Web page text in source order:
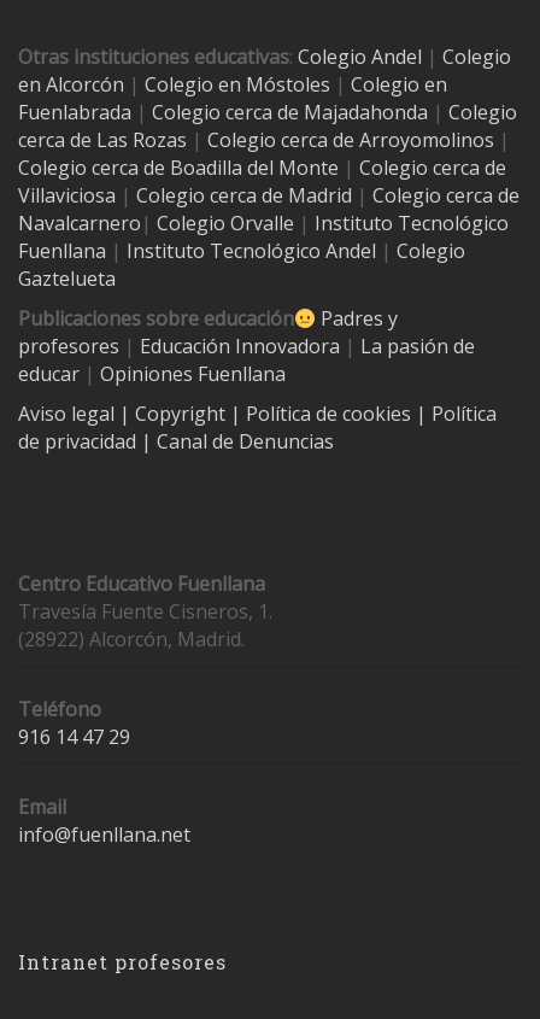
Otras instituciones educativas: Colegio Andel | Colegio
en Alcorcón | Colegio en Móstoles | Colegio en
Fuenlabrada | Colegio cerca de Majadahonda | Colegio
cerca de Las Rozas | Colegio cerca de Arroyomolinos |
Colegio cerca de Boadilla del Monte | Colegio cerca de
Villaviciosa | Colegio cerca de Madrid | Colegio cerca de
Navalcarnero | Colegio Orvalle | Instituto Tecnológico
Fuenllana | Instituto Tecnológico Andel | Colegio
Gaztelueta
Publicaciones sobre educación
Padres y
profesores | Educación Innovadora | La pasión de
educar | Opiniones Fuenllana
Aviso legal | Copyright | Política de cookies | Política
de privacidad | Canal de Denuncias
Centro Educativo Fuenllana
Travesía Fuente Cisneros, 1.
(28922) Alcorcón, Madrid.
Teléfono
916 14 47 29
Email
info@fuenllana.net
Intranet profesores